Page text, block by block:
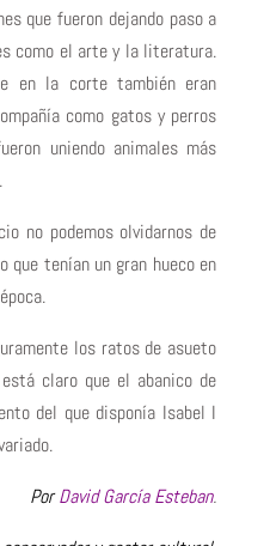
que fueron dejando paso a
como el arte y la literatura.
en la corte también eran
como gatos y perros
uniendo animales más
no podemos olvidarnos de
que tenían un gran hueco en
los ratos de asueto
claro que el abanico de
del que disponía Isabel I
Por David García Esteban.